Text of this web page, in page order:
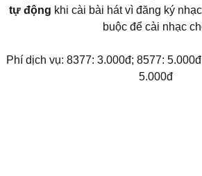
tự động khi cài bài hát vì đăng ký
buộc để cài nhạc
Phí dịch vụ: 8377: 3.000đ; 8577:
5.000đ